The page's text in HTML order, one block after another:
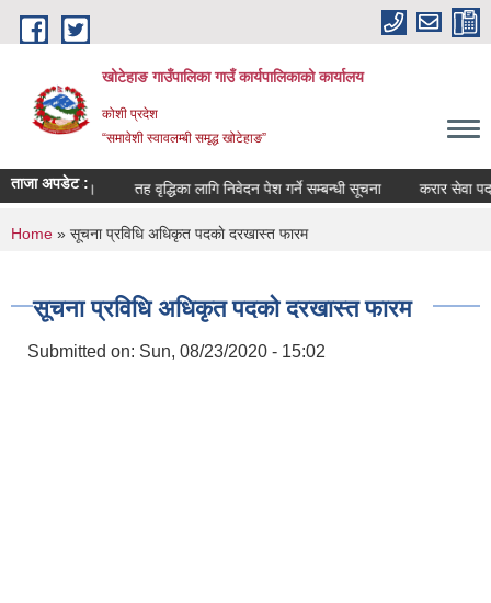
Skip to main content
खोटेहाङ गाउँपालिका गाउँ कार्यपालिकाको कार्यालय
कोशी प्रदेश
“समावेशी स्वावलम्बी समृद्ध खोटेहाङ”
ताजा अपडेट :
सूचना । तह वृद्धिका लागि निवेदन पेश गर्ने सम्बन्धी सूचना करार सेवा पदपूर्ती
You are here
Home » सूचना प्रविधि अधिकृत पदकाे दरखास्त फारम
सूचना प्रविधि अधिकृत पदकाे दरखास्त फारम
Submitted on: Sun, 08/23/2020 - 15:02